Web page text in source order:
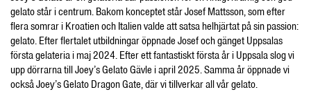
gelato står i centrum. Bakom konceptet står Josef Mattsson, som efter
flera somrar i Kroatien och Italien valde att satsa helhjärtat på sin passion:
gelato. Efter flertalet utbildningar öppnade Josef och gänget Uppsalas
första gelateria i maj 2024. Efter ett fantastiskt första år i Uppsala slog vi
upp dörrarna till Joey’s Gelato Gävle i april 2025. Samma år öppnade vi
också Joey’s Gelato Dragon Gate, där vi tillverkar all vår gelato.